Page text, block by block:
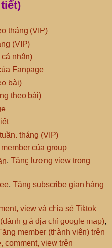
tháng (VIP)
(VIP)
nhân)
Fanpage
bài)
theo bài)
tháng (VIP)
của group
, Tăng lượng view trong
,Tăng subscribe gian hàng
view và chia sẻ Tiktok
giá địa chỉ google map),
member (thành viên) trên
comment, view trên